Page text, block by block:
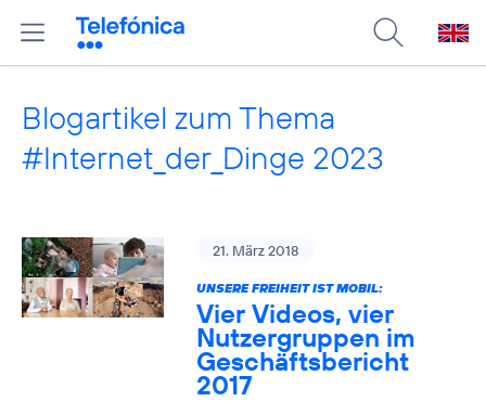
Blogartikel zum Thema
#Internet_der_Dinge 2023
21. März 2018
UNSERE FREIHEIT IST MOBIL:
Vier Videos, vier
Nutzergruppen im
Geschäftsbericht
2017